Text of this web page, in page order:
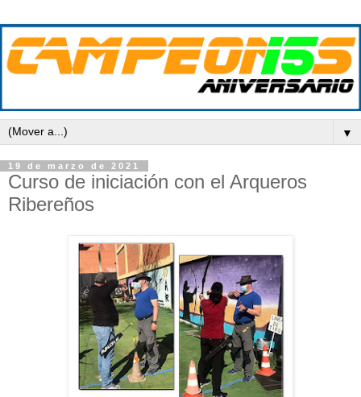
▼
19 de marzo de 2021
Curso de iniciación con el Arqueros
Ribereños